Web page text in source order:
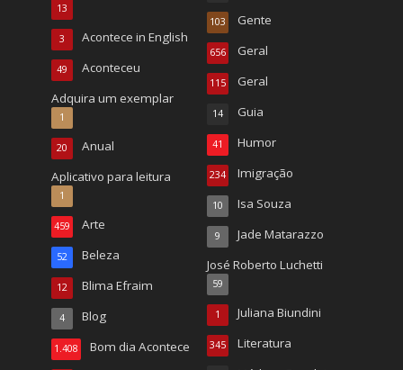
13
Acontece in English
3
Aconteceu
49
Adquira um exemplar
1
Anual
20
Aplicativo para leitura
1
Arte
459
Beleza
52
Blima Efraim
12
Blog
4
Bom dia Acontece
1.408
Gente
103
Geral
656
Geral
115
Guia
14
Humor
41
Imigração
234
Isa Souza
10
Jade Matarazzo
9
José Roberto Luchetti
59
Juliana Biundini
1
Literatura
345